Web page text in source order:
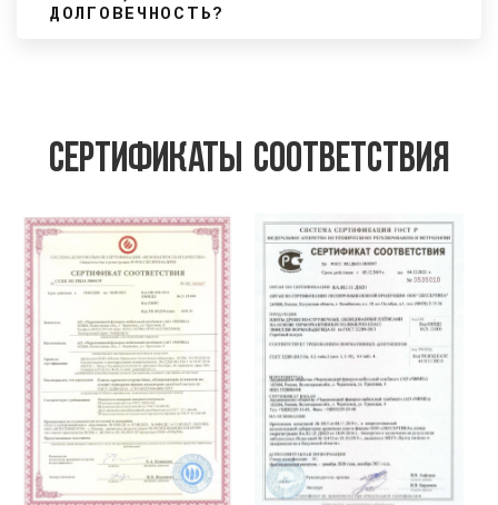
ДОЛГОВЕЧНОСТЬ?
Сертификаты соответствия